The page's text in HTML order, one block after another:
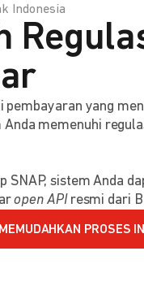
Indonesia
pembayaran yang
memenuhi
SNAP, sistem Anda
open APIresmi dari
PROSES